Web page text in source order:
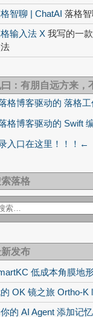
智聊 | ChatAI 落格
输入法 X 我写的一
：有朋自远方来，
格博客驱动的 落格工
格博客驱动的 Swift
入口在这里！！！←
落格
发布
低成本角膜地
OK 镜之旅 Ortho-K
的 AI Agent 添加记